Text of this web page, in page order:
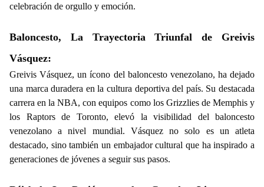
celebración de orgullo y emoción.
Baloncesto, La Trayectoria Triunfal de Greivis
Vásquez:
Greivis Vásquez, un ícono del baloncesto venezolano, ha dejado
una marca duradera en la cultura deportiva del país. Su destacada
carrera en la NBA, con equipos como los Grizzlies de Memphis y
los Raptors de Toronto, elevó la visibilidad del baloncesto
venezolano a nivel mundial. Vásquez no solo es un atleta
destacado, sino también un embajador cultural que ha inspirado a
generaciones de jóvenes a seguir sus pasos.